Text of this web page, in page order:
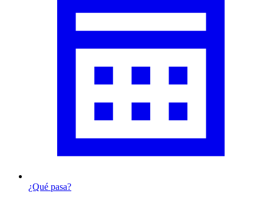
¿Qué pasa?